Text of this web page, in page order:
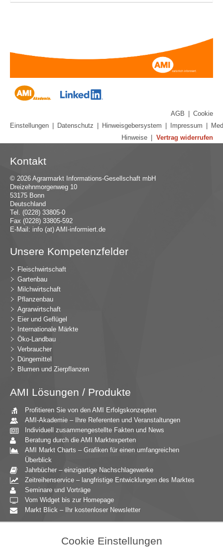
AGB
Cookie
Einstellungen
Datenschutz Hinweisgebersystem Impressum
Hinweise
Vertrag widerrufen
Kontakt
© 2026 Agrarmarkt Informations-Gesellschaft mbH
Dreizehnmorgenweg 10
53175 Bonn
Deutschland
Tel. (0228) 33805-0
Fax (0228) 33805-592
E-Mail: info (at) AMI-informiert.de
Unsere Kompetenzfelder
Fleischwirtschaft
Gartenbau
Milchwirtschaft
Pflanzenbau
Agrarwirtschaft
Eier und Geflügel
Internationale Märkte
Öko-Landbau
Verbraucher
Düngemittel
Blumen und Zierpflanzen
AMI Lösungen / Produkte
Profitieren Sie von den AMI Erfolgskonzepten
AMI-Akademie – Ihre Referenten und Veranstaltungen
Individuell zusammengestellte Fakten und News
Beratung durch die AMI Marktexperten
AMI Markt Charts – Grafiken für einen umfangreichen
Überblick
Jahrbücher – einzigartige Nachschlagewerke
Zeitreihenservice – langfristige Entwicklungen des Marktes
Seminare und Vorträge
Vom Widget bis zur Homepage
Markt Blick – Ihr kostenloser Newsletter
Cookie Einstellungen